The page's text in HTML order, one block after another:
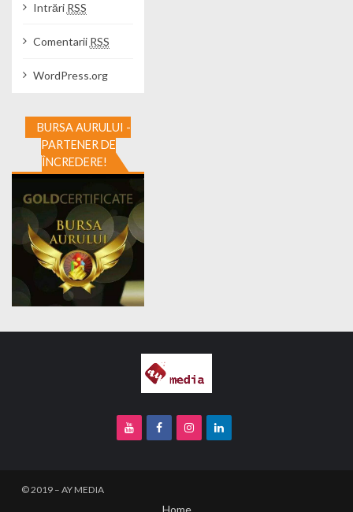
Intrări RSS
Comentarii RSS
WordPress.org
BURSA AURULUI -
PARTENER DE
ÎNCREDERE!
Home